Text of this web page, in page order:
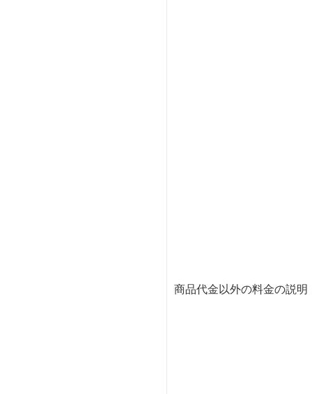
商品代金以外の料金の説明